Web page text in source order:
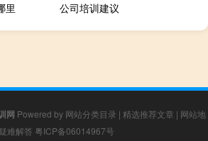
里
公司培训建议
网 Powered by 网站分类目录 | 精选推荐文章 | 网站地
疑难解答 粤ICP备06014967号